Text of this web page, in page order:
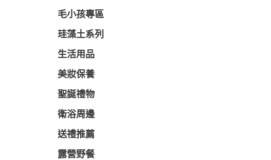
毛小孩專區
珪藻土系列
生活用品
美妝保養
聖誕禮物
衛浴周邊
送禮推薦
露營野餐